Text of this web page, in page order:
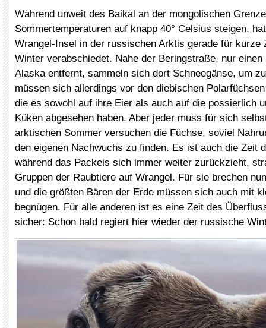
Während unweit des Baikal an der mongolischen
Sommertemperaturen auf knapp 40° Celsius steigen,
Wrangel-Insel in der russischen Arktis gerade für kurze
Winter verabschiedet. Nahe der Beringstraße, nur einen
Alaska entfernt, sammeln sich dort Schneegänse, um
müssen sich allerdings vor den diebischen
die es sowohl auf ihre Eier als auch auf die possierlich
Küken abgesehen haben. Aber jeder muss für sich
arktischen Sommer versuchen die Füchse, soviel
den eigenen Nachwuchs zu finden. Es ist auch die Zeit
während das Packeis sich immer weiter zurückzieht,
Gruppen der Raubtiere auf Wrangel. Für sie brechen
und die größten Bären der Erde müssen sich auch mit
begnügen. Für alle anderen ist es eine Zeit des
sicher: Schon bald regiert hier wieder der russische